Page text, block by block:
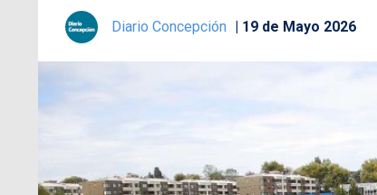
Diario Concepción 19 de Mayo 2026